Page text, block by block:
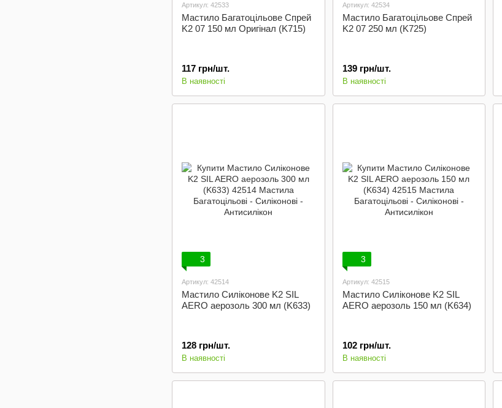
Артикул: 42533
Мастило Багатоцільове Спрей
K2 07 150 мл Оригінал (K715)
117 грн/шт.
В наявності
Артикул: 42534
Мастило Багатоцільове Спрей
K2 07 250 мл (K725)
139 грн/шт.
В наявності
3
Артикул: 42514
Мастило Силіконове K2 SIL
AERO аерозоль 300 мл (K633)
128 грн/шт.
В наявності
3
Артикул: 42515
Мастило Силіконове K2 SIL
AERO аерозоль 150 мл (K634)
102 грн/шт.
В наявності